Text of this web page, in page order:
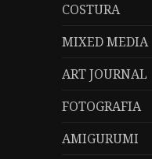
COSTURA
MIXED MEDIA
ART JOURNAL
FOTOGRAFIA
AMIGURUMI